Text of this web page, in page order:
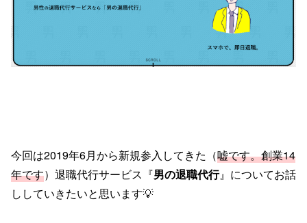
今回は2019年6月から新規参入してきた（嘘です。創業14
年です）退職代行サービス『男の退職代行』についてお話
ししていきたいと思います💡